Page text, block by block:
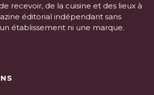
recevoir, de la cuisine et des lieux à
éditorial indépendant sans
établissement ni une marque.